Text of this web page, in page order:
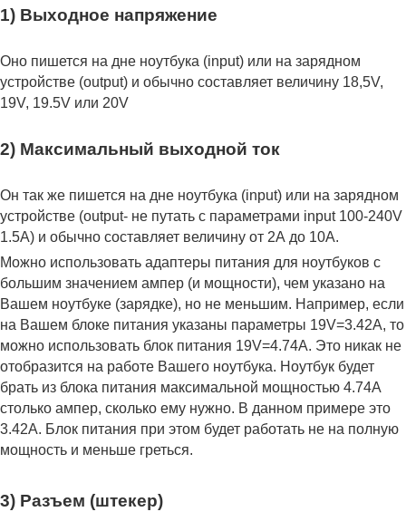
1) Выходное напряжение
Оно пишется на дне ноутбука (input) или на зарядном
устройстве (output) и обычно составляет величину 18,5V,
19V, 19.5V или 20V
2) Максимальный выходной ток
Он так же пишется на дне ноутбука (input) или на зарядном
устройстве (output- не путать с параметрами input 100-240V
1.5A) и обычно составляет величину от 2А до 10A.
Можно использовать адаптеры питания для ноутбуков с
большим значением ампер (и мощности), чем указано на
Вашем ноутбуке (зарядке), но не меньшим. Например, если
на Вашем блоке питания указаны параметры 19V=3.42A, то
можно использовать блок питания 19V=4.74A. Это никак не
отобразится на работе Вашего ноутбука. Ноутбук будет
брать из блока питания максимальной мощностью 4.74А
столько ампер, сколько ему нужно. В данном примере это
3.42А. Блок питания при этом будет работать не на полную
мощность и меньше греться.
3) Разъем (штекер)